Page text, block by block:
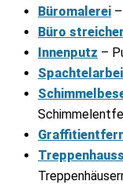
Büromalerei
Büro
Innenputz –